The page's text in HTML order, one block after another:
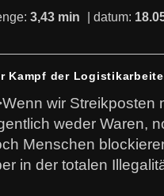
3,43 min | datum:
Kampf der
wir Streikposten
weder Waren,
Menschen
in der totalen